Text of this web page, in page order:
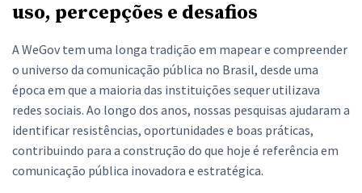
uso, percepções e desafios
A WeGov tem uma longa tradição em mapear e compreender
o universo da comunicação pública no Brasil, desde uma
época em que a maioria das instituições sequer utilizava
redes sociais. Ao longo dos anos, nossas pesquisas ajudaram a
identificar resistências, oportunidades e boas práticas,
contribuindo para a construção do que hoje é referência em
comunicação pública inovadora e estratégica.